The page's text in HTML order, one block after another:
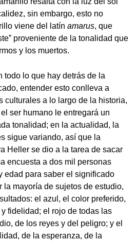
sin embargo, esto no
viene del latín amarus, que
proveniente de la tonalidad que
y los muertos.
todo lo que hay detrás de la
entender esto conlleva a
culturales a lo largo de la historia,
ser humano le entregará un
tonalidad; en la actualidad, la
sigue variando, así que la
Heller se dio a la tarea de sacar
encuesta a dos mil personas
edad para saber el significado
la mayoría de sujetos de estudio,
el azul, el color preferido,
fidelidad; el rojo de todas las
de los reyes y del peligro; y el
de la esperanza, de la